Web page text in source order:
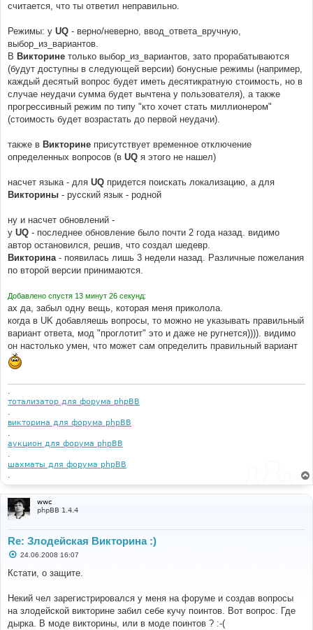
считается, что ты ответил неправильно.
Режимы: у UQ - верно/неверно, ввод_ответа_вручную,
выбор_из_вариантов.
В Викторине только выбор_из_вариантов, зато прорабатываются
(будут доступны в следующей версии) бонусные режимы (например,
каждый десятый вопрос будет иметь десятикратную стоимость, но в
случае неудачи сумма будет вычтена у пользователя), а также
прогрессивный режим по типу "кто хочет стать миллионером"
(стоимость будет возрастать до первой неудачи).
также в Викторине присутствует временное отключение
определенных вопросов (в UQ я этого не нашел)
насчет языка - для UQ придется поискать локализацию, а для
Викторины - русский язык - родной
ну и насчет обновлений -
у UQ - последнее обновление было почти 2 года назад. видимо
автор остановился, решив, что создал шедевр.
Викторина- появилась лишь 3 недели назад. Различные пожелания
по второй версии принимаются.
Добавлено спустя 13 минут 26 секунд:
ах да, забыл одну вещь, которая меня приколола.
когда в UK добавляешь вопросы, то можно не указывать правильный
вариант ответа, мод "проглотит" это и даже не ругнется)))). видимо
он настолько умен, что может сам определить правильный вариант
.
тотализатор для форума phpBB
.
викторина для форума phpBB
.
аукцион для форума phpBB
.
шахматы для форума phpBB
.
wwc
phpBB 1.4.4
Re: Злодейская Викторина :)
С
о
б
е
н
и
е
24.06.2008 16:07
Кстати, о защите.
Некий чел зарегистрировался у меня на форуме и создав вопросы
на злодейской викторине забил себе кучу поинтов. Вот вопрос. Где
дырка. В моде викторины, или в моде поинтов ? :-(